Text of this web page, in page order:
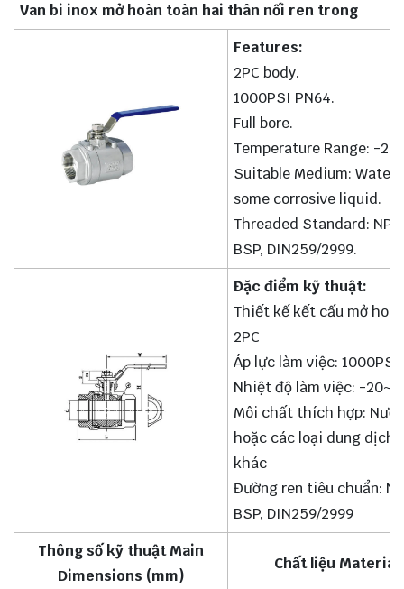
Van bi inox mở hoàn toàn hai thân nối ren trong
Features:
2PC body.
1000PSI PN64.
Full bore.
Temperature Range: -
Suitable Medium: Water,
some corrosive liquid.
Threaded Standard: NPT,
BSP, DIN259/2999.
Đặc điểm kỹ thuật:
Thiết kế kết cấu mở
2PC
Áp lực làm việc: 1000PSI
Nhiệt độ làm việc: -
Môi chất thích hợp:
hoặc các loại dung dịch
khác
Đường ren tiêu chuẩn:
BSP, DIN259/2999
Thông số kỹ thuật Main
Dimensions (mm)
Chất liệu Material